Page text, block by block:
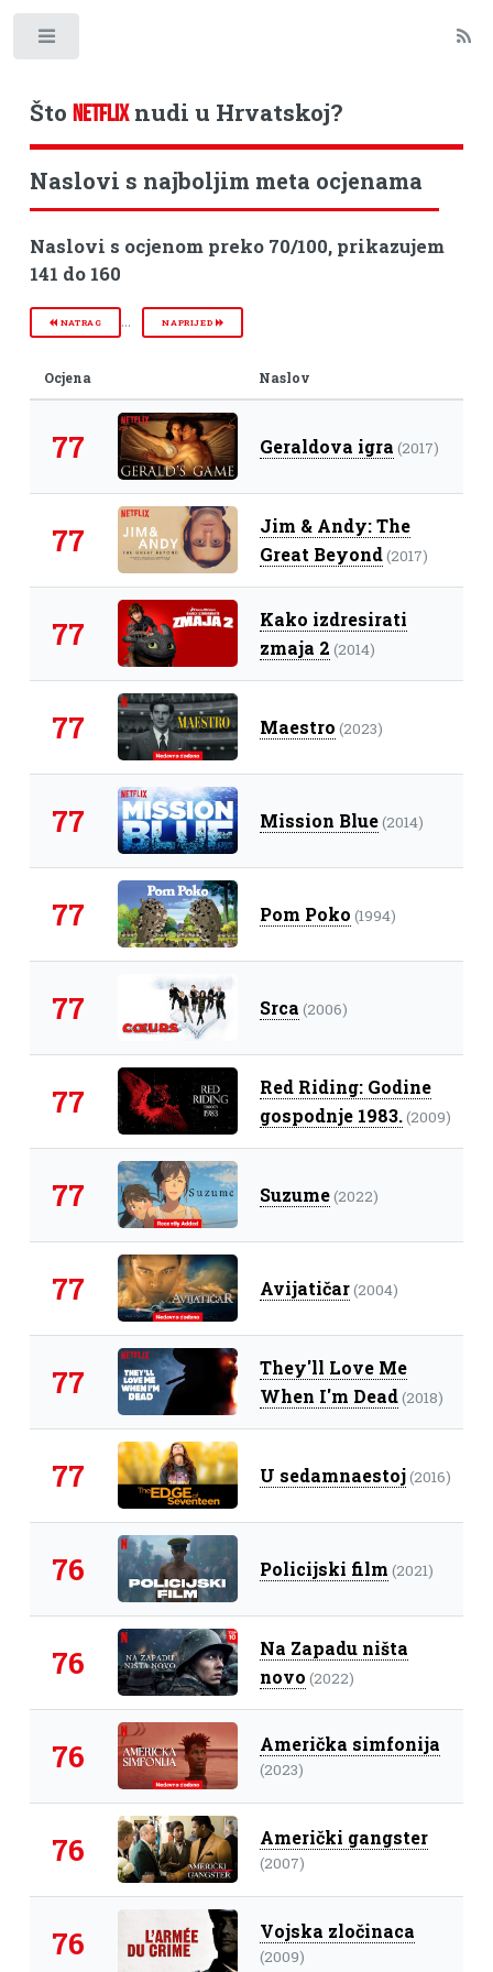
Što NETFLIXnudi u Hrvatskoj?
Naslovi s najboljim meta ocjenama
Naslovi s ocjenom preko 70/100, prikazujem
141 do 160
NATRAG ... NAPRIJED
Ocjena Naslov
77 Geraldova igra (2017)
77
Jim & Andy: The
Great Beyond(2017)
77
Kako izdresirati
zmaja 2 (2014)
77 Maestro (2023)
77 Mission Blue(2014)
77 Pom Poko (1994)
77 Srca (2006)
77
Red Riding: Godine
gospodnje 1983.(2009)
77 Suzume(2022)
77 Avijatičar(2004)
77
They'll Love Me
When I'm Dead(2018)
77 U sedamnaestoj(2016)
76 Policijski film (2021)
76
Na Zapadu ništa
novo (2022)
76 Američka simfonija
(2023)
76 Američki gangster
(2007)
76 Vojska zločinaca
(2009)